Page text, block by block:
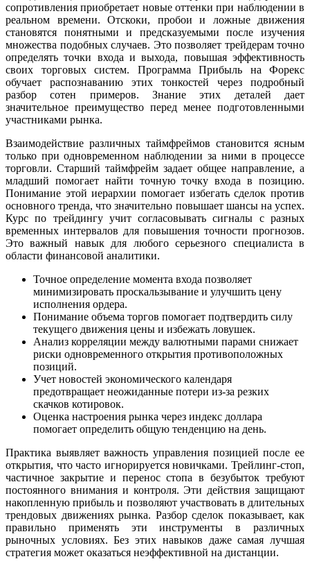
сопротивления приобретает новые оттенки при наблюдении в
реальном времени. Отскоки, пробои и ложные движения
становятся понятными и предсказуемыми после изучения
множества подобных случаев. Это позволяет трейдерам точно
определять точки входа и выхода, повышая эффективность
своих торговых систем. Программа Прибыль на Форекс
обучает распознаванию этих тонкостей через подробный
разбор сотен примеров. Знание этих деталей дает
значительное преимущество перед менее подготовленными
участниками рынка.
Взаимодействие различных таймфреймов становится ясным
только при одновременном наблюдении за ними в процессе
торговли. Старший таймфрейм задает общее направление, а
младший помогает найти точную точку входа в позицию.
Понимание этой иерархии помогает избегать сделок против
основного тренда, что значительно повышает шансы на успех.
Курс по трейдингу учит согласовывать сигналы с разных
временных интервалов для повышения точности прогнозов.
Это важный навык для любого серьезного специалиста в
области финансовой аналитики.
Точное определение момента входа позволяет
минимизировать проскальзывание и улучшить цену
исполнения ордера.
Понимание объема торгов помогает подтвердить силу
текущего движения цены и избежать ловушек.
Анализ корреляции между валютными парами снижает
риски одновременного открытия противоположных
позиций.
Учет новостей экономического календаря
предотвращает неожиданные потери из-за резких
скачков котировок.
Оценка настроения рынка через индекс доллара
помогает определить общую тенденцию на день.
Практика выявляет важность управления позицией после ее
открытия, что часто игнорируется новичками. Трейлинг-стоп,
частичное закрытие и перенос стопа в безубыток требуют
постоянного внимания и контроля. Эти действия защищают
накопленную прибыль и позволяют участвовать в длительных
трендовых движениях рынка. Разбор сделок показывает, как
правильно применять эти инструменты в различных
рыночных условиях. Без этих навыков даже самая лучшая
стратегия может оказаться неэффективной на дистанции.